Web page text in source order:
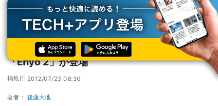
TECH+ 企業IT
開発/エンジニア
JavaScriptアプリケーションフレームワーク「Enyo 2」が登場
JavaScriptアプリケーションフレームワーク
「Enyo 2」が登場
掲載日 2012/07/23 08:30
著者： 後藤大地